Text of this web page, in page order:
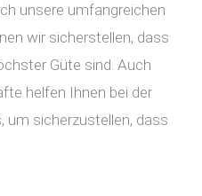
unsere umfangreichen
wir sicherstellen, dass
Güte sind. Auch
helfen Ihnen bei der
um sicherzustellen, dass